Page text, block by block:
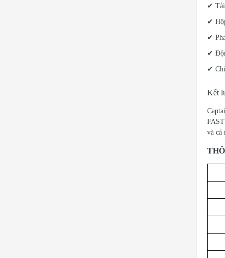
✔ Tải
✔
✔
✔
✔ Chi
Kết
và cá